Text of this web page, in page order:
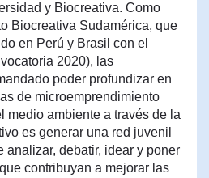
y Biocreativa. Como
Biocreativa Sudamérica, que
en Perú y Brasil con el
2020), las
poder profundizar en
de microemprendimiento
medio ambiente a través de la
es generar una red juvenil
analizar, debatir, idear y poner
contribuyan a mejorar las